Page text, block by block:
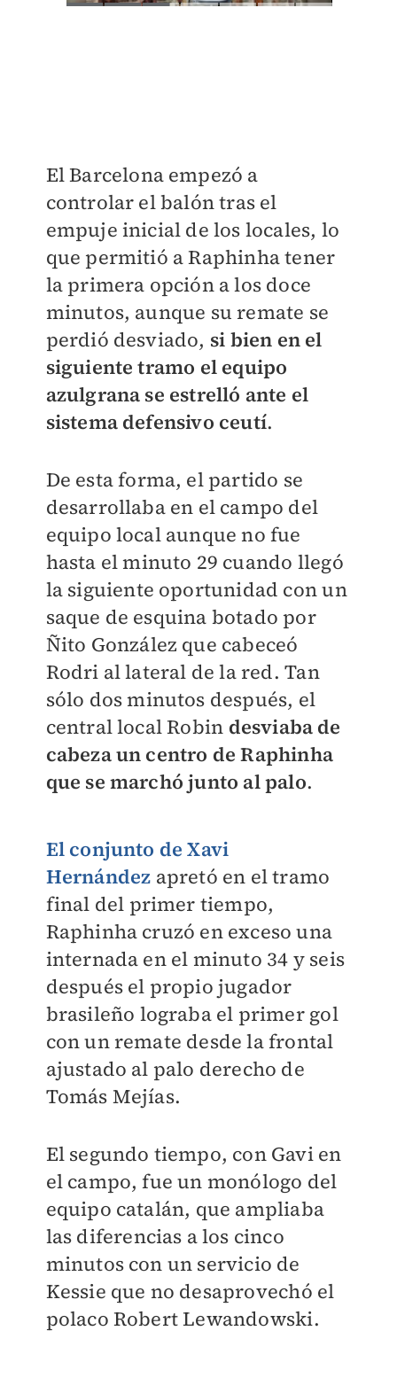
El Barcelona empezó a
controlar el balón tras el
empuje inicial de los locales, lo
que permitió a Raphinha tener
la primera opción a los doce
minutos, aunque su remate se
perdió desviado, si bien en el
siguiente tramo el equipo
azulgrana se estrelló ante el
sistema defensivo ceutí.
De esta forma, el partido se
desarrollaba en el campo del
equipo local aunque no fue
hasta el minuto 29 cuando llegó
la siguiente oportunidad con un
saque de esquina botado por
Ñito González que cabeceó
Rodri al lateral de la red. Tan
sólo dos minutos después, el
central local Robin desviaba de
cabeza un centro de Raphinha
que se marchó junto al palo.
El conjunto de Xavi
Hernández apretó en el tramo
final del primer tiempo,
Raphinha cruzó en exceso una
internada en el minuto 34 y seis
después el propio jugador
brasileño lograba el primer gol
con un remate desde la frontal
ajustado al palo derecho de
Tomás Mejías.
El segundo tiempo, con Gavi en
el campo, fue un monólogo del
equipo catalán, que ampliaba
las diferencias a los cinco
minutos con un servicio de
Kessie que no desaprovechó el
polaco Robert Lewandowski.